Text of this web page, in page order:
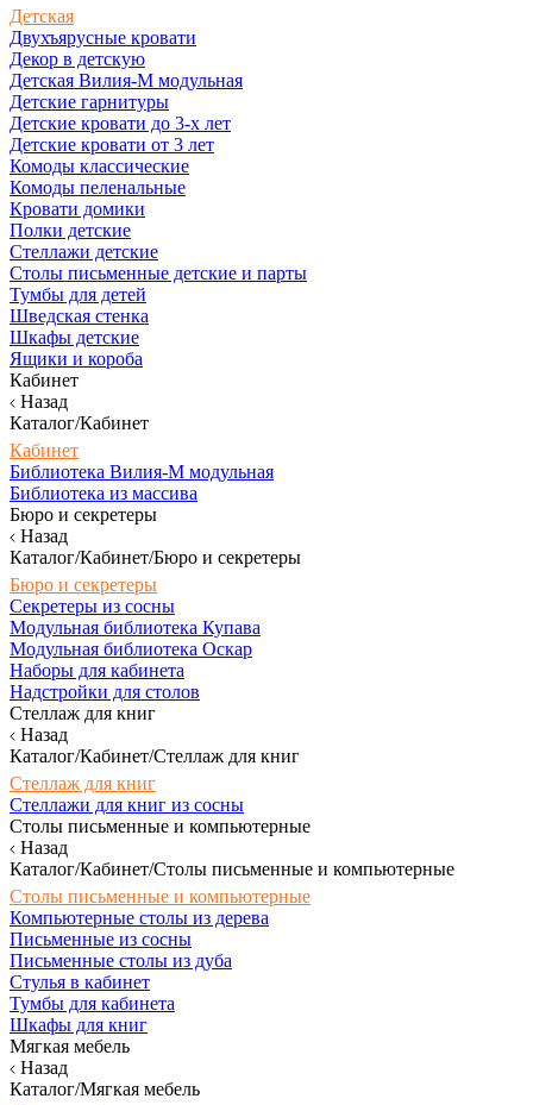
Детская
Двухъярусные кровати
Декор в детскую
Детская Вилия-М модульная
Детские гарнитуры
Детские кровати до 3-х лет
Детские кровати от 3 лет
Комоды классические
Комоды пеленальные
Кровати домики
Полки детские
Стеллажи детские
Столы письменные детские и парты
Тумбы для детей
Шведская стенка
Шкафы детские
Ящики и короба
Кабинет
Назад
Каталог/Кабинет
Кабинет
Библиотека Вилия-М модульная
Библиотека из массива
Бюро и секретеры
Назад
Каталог/Кабинет/Бюро и секретеры
Бюро и секретеры
Секретеры из сосны
Модульная библиотека Купава
Модульная библиотека Оскар
Наборы для кабинета
Надстройки для столов
Стеллаж для книг
Назад
Каталог/Кабинет/Стеллаж для книг
Стеллаж для книг
Стеллажи для книг из сосны
Столы письменные и компьютерные
Назад
Каталог/Кабинет/Столы письменные и компьютерные
Столы письменные и компьютерные
Компьютерные столы из дерева
Письменные из сосны
Письменные столы из дуба
Стулья в кабинет
Тумбы для кабинета
Шкафы для книг
Мягкая мебель
Назад
Каталог/Мягкая мебель